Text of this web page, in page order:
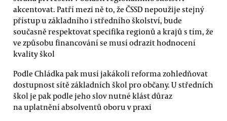
akcentovat. Patří mezi ně to, že ČSSD nepoužije stejný
přístup u základního i středního školství, bude
současně respektovat specifika regionů a krajů s tím, že
ve způsobu financování se musí odrazit hodnocení
kvality škol
Podle Chládka pak musí jakákoli reforma zohledňovat
dostupnost sítě základních škol pro občany. U středních
škol je pak podle jeho slov nutné klást důraz
na uplatnění absolventů oboru v praxi